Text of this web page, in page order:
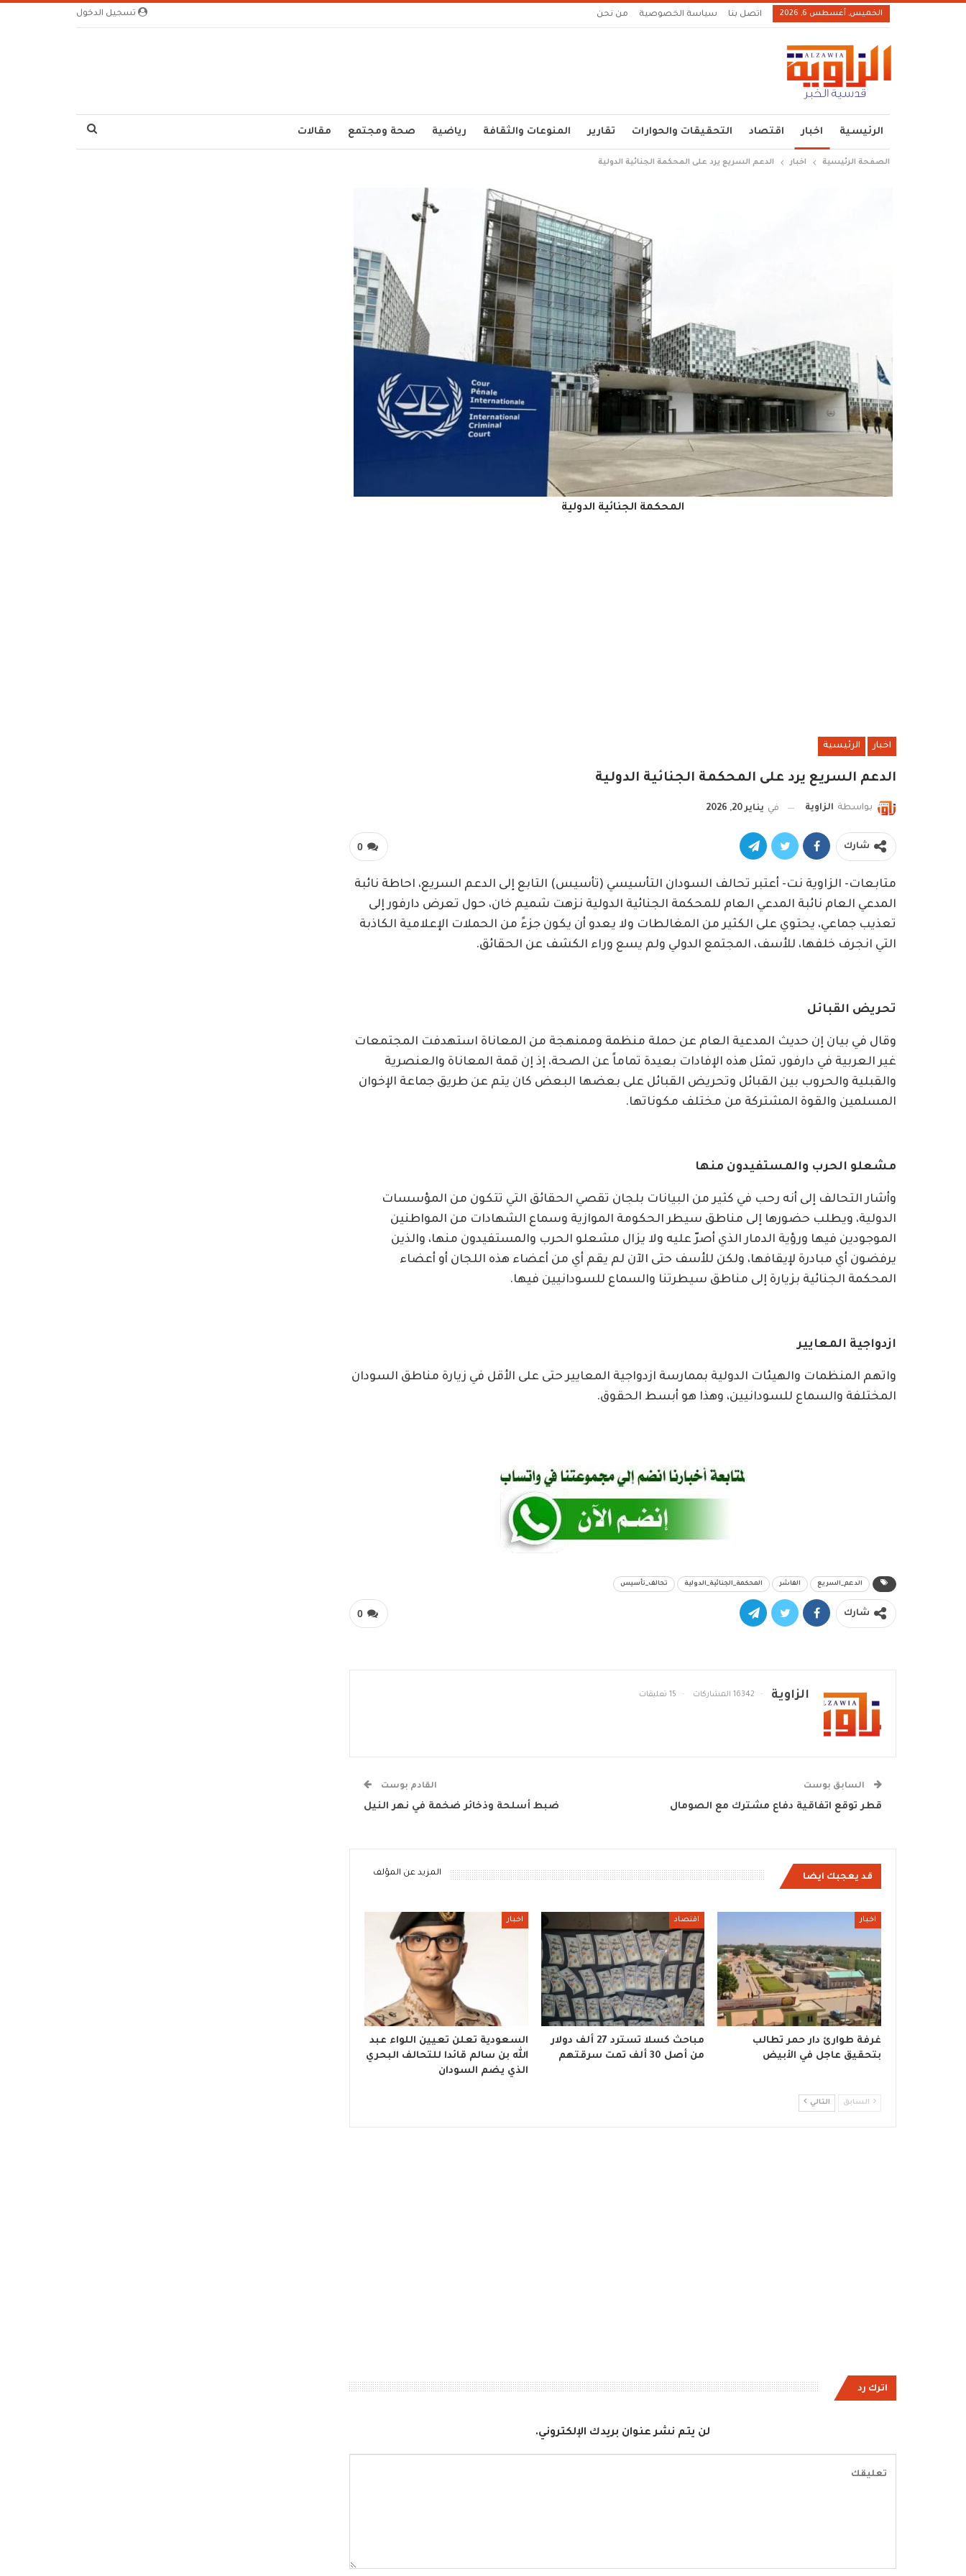
تسجيل الدخول الخميس, أغسطس 6, 2026 اتصل بنا سياسة الخصوصية من نحن
الرئيسية اخبار اقتصاد التحقيقات والحوارات تقارير المنوعات والثقافة رياضية صحة ومجتمع مقالات
الصفحة الرئيسية اخبار الدعم السريع يرد على المحكمة الجنائية الدولية
المحكمة الجنائية الدولية
اخبار الرئيسية
الدعم السريع يرد على المحكمة الجنائية الدولية
بواسطة الزاوية في يناير 20, 2026
0 شارك
متابعات- الزاوية نت- أعتبر تحالف السودان التأسيسي (تأسيس) التابع إلى الدعم السريع، احاطة نائبة
المدعي العام نائبة المدعي العام للمحكمة الجنائية الدولية نزهت شميم خان، حول تعرض دارفور إلى
تعذيب جماعي، يحتوي على الكثير من المغالطات ولا يعدو أن يكون جزءً من الحملات الإعلامية الكاذبة
التي انجرف خلفها، للأسف، المجتمع الدولي ولم يسع وراء الكشف عن الحقائق.
تحريض القبائل
وقال في بيان إن حديث المدعية العام عن حملة منظمة وممنهجة من المعاناة استهدفت المجتمعات
غير العربية في دارفور، تمثل هذه الإفادات بعيدة تماماً عن الصحة، إذ إن قمة المعاناة والعنصرية
والقبلية والحروب بين القبائل وتحريض القبائل على بعضها البعض كان يتم عن طريق جماعة الإخوان
المسلمين والقوة المشتركة من مختلف مكوناتها.
مشعلو الحرب والمستفيدون منها
وأشار التحالف إلى أنه رحب في كثير من البيانات بلجان تقصي الحقائق التي تتكون من المؤسسات
الدولية، ويطلب حضورها إلى مناطق سيطر الحكومة الموازية وسماع الشهادات من المواطنين
الموجودين فيها ورؤية الدمار الذي أصرّ عليه ولا يزال مشعلو الحرب والمستفيدون منها، والذين
يرفضون أي مبادرة لإيقافها، ولكن للأسف حتى الآن لم يقم أي من أعضاء هذه اللجان أو أعضاء
المحكمة الجنائية بزيارة إلى مناطق سيطرتنا والسماع للسودانيين فيها.
ازدواجية المعايير
واتهم المنظمات والهيئات الدولية بممارسة ازدواجية المعايير حتى على الأقل في زيارة مناطق السودان
المختلفة والسماع للسودانيين، وهذا هو أبسط الحقوق.
الدعم_السريع الفاشر المحكمة_الجنائية_الدولية تحالف_تأسيس
0 شارك
الزاوية 16342 المشاركات 15 تعليقات
السابق بوست
قطر توقع اتفاقية دفاع مشترك مع الصومال
القادم بوست
ضبط أسلحة وذخائر ضخمة في نهر النيل
قد يعجبك ايضا المزيد عن المؤلف
اخبار
غرفة طوارئ دار حمر تطالب
بتحقيق عاجل في الأبيض
اقتصاد
مباحث كسلا تسترد 27 ألف دولار
من أصل 30 ألف تمت سرقتهم
اخبار
السعودية تعلن تعيين اللواء عبد
الله بن سالم قائدا للتحالف البحري
الذي يضم السودان
السابق التالي
اترك رد
لن يتم نشر عنوان بريدك الإلكتروني.